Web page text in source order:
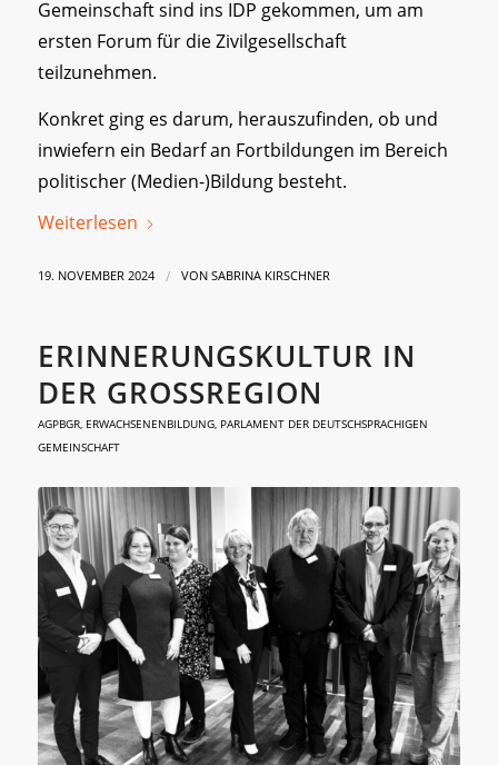
Gemeinschaft sind ins IDP gekommen, um am
ersten Forum für die Zivilgesellschaft
teilzunehmen.
Konkret ging es darum, herauszufinden, ob und
inwiefern ein Bedarf an Fortbildungen im Bereich
politischer (Medien-)Bildung besteht.
Weiterlesen
19. NOVEMBER 2024 / VON SABRINA KIRSCHNER
ERINNERUNGSKULTUR IN
DER GROSSREGION
AGPBGR, ERWACHSENENBILDUNG, PARLAMENT DER DEUTSCHSPRACHIGEN
GEMEINSCHAFT